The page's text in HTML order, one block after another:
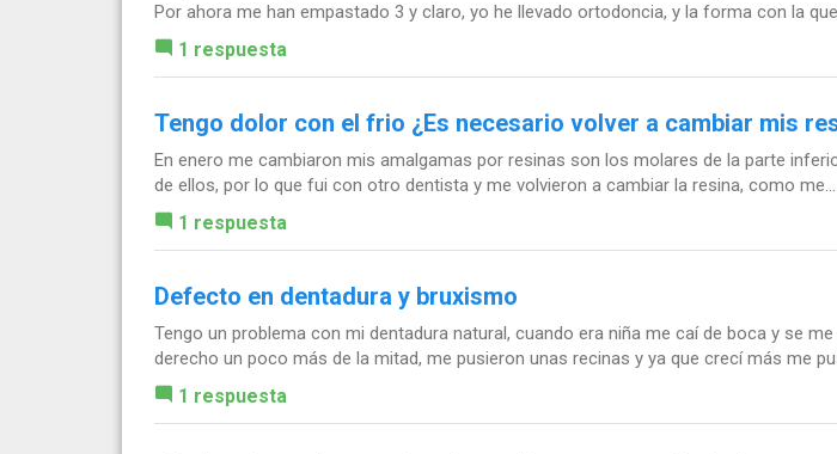
Por ahora me han empastado 3 y claro, yo he llevado ortodoncia, y la forma con la
1 respuesta
Tengo dolor con el frio ¿Es necesario volver a cambiar mis
En enero me cambiaron mis amalgamas por resinas son los molares de la parte
de ellos, por lo que fui con otro dentista y me volvieron a cambiar la resina, como me...
1 respuesta
Defecto en dentadura y bruxismo
Tengo un problema con mi dentadura natural, cuando era niña me caí de boca y se
derecho un poco más de la mitad, me pusieron unas recinas y ya que crecí más me
1 respuesta